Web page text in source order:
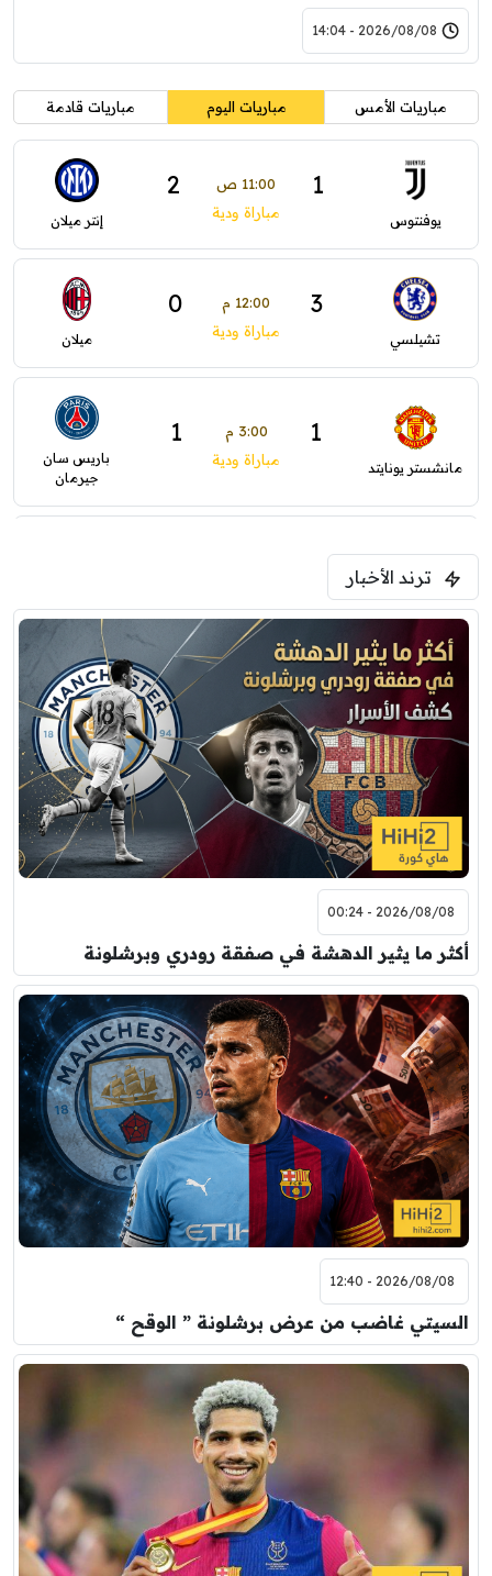
2026/08/08 - 14:04
مباريات الأمس مباريات اليوم مباريات قادمة
يوفنتوس
1 11:00 ص 2
مباراة ودية إنتر ميلان
تشيلسي
3 12:00 م 0
مباراة ودية ميلان
مانشستر يونايتد
1 3:00 م 1
مباراة ودية
باريس سان
جيرمان
فرينتسفاروشي
برشلونة
7:00 م
مباراة ودية
نوتنغهام فورست
اودينيزي
8:00 م
مباراة ودية
برشلونة
ترند الأخبار
2026/08/08 - 00:24
أكثر ما يثير الدهشة في صفقة رودري وبرشلونة
2026/08/08 - 12:40
السيتي غاضب من عرض برشلونة ” الوقح “